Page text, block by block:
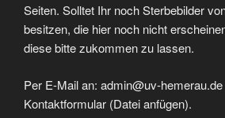
Seiten. Solltet Ihr noch Sterbebilder
besitzen, die hier noch nicht
diese bitte zukommen zu lassen.
Per E-Mail an: admin@uv-
Kontaktformular (Datei anfügen).